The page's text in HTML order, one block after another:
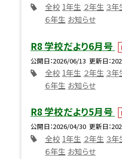
全校 1年生 ２年生 ３年
６年生 お知らせ
R8 学校だより6月号
公開日 2026/06/13 更新日
全校 1年生 ２年生 ３年
６年生 お知らせ
R8 学校だより5月号
公開日 2026/04/30 更新日
全校 1年生 ２年生 ３年
６年生 お知らせ